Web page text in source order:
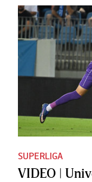
SUPERLIGA
VIDEO |